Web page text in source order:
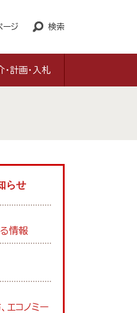
ージ 検索
・計画・入札
らせ
情報
エコノミー